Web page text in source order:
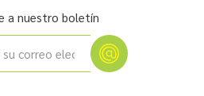
a nuestro boletín